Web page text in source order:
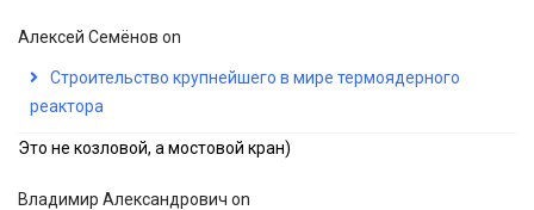
Алексей Семёнов on
Строительство крупнейшего в мире термоядерного
реактора
Это не козловой, а мостовой кран)
Владимир Александрович on